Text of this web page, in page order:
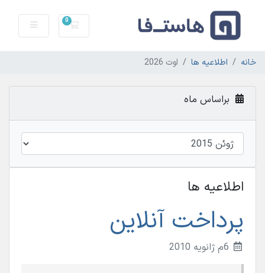
0
سبد خرید
خانه اطلاعیه ها اوت 2026
براساس ماه
اطلاعیه ها
پرداخت آنلاین